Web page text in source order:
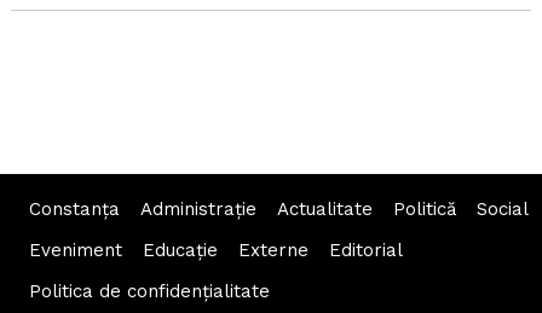
Constanța Administraţie Actualitate Politică
Social
Eveniment
Educaţie Externe
Editorial
Politica de confidențialitate